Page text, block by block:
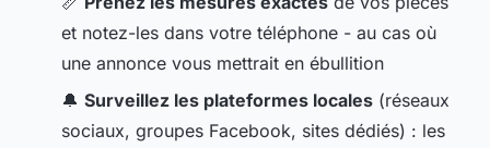
et notez-les dans votre téléphone - au cas où
une annonce vous mettrait en ébullition
🔔 Surveillez les plateformes locales (réseaux
sociaux, groupes Facebook, sites dédiés) : les